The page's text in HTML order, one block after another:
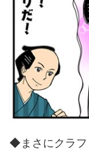
◆まさにクラフ